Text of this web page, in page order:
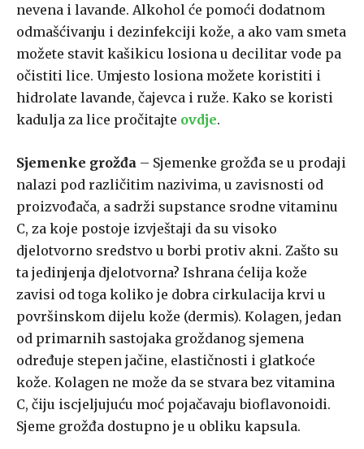
nevena i lavande. Alkohol će pomoći dodatnom
odmašćivanju i dezinfekciji kože, a ako vam smeta
možete stavit kašikicu losiona u decilitar vode pa
očistiti lice. Umjesto losiona možete koristiti i
hidrolate lavande, čajevca i ruže. Kako se koristi
kadulja za lice pročitajte ovdje.
Sjemenke grožđa – Sjemenke grožđa se u prodaji
nalazi pod različitim nazivima, u zavisnosti od
proizvođača, a sadrži supstance srodne vitaminu
C, za koje postoje izvještaji da su visoko
djelotvorno sredstvo u borbi protiv akni. Zašto su
ta jedinjenja djelotvorna? Ishrana ćelija kože
zavisi od toga koliko je dobra cirkulacija krvi u
površinskom dijelu kože (dermis). Kolagen, jedan
od primarnih sastojaka groždanog sjemena
određuje stepen jačine, elastičnosti i glatkoće
kože. Kolagen ne može da se stvara bez vitamina
C, čiju iscjeljujuću moć pojačavaju bioflavonoidi.
Sjeme grožđa dostupno je u obliku kapsula.